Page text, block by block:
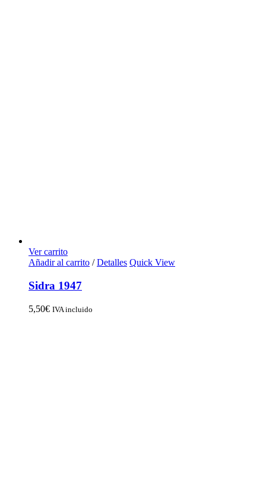
Ver carrito
Añadir al carrito / Detalles Quick View
Sidra 1947
5,50€ IVA incluido